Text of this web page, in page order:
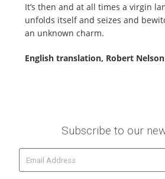
It’s then and at all times a virgin
unfolds itself and seizes and
an unknown charm.
English translation, Robert Nelson
Subscribe to our